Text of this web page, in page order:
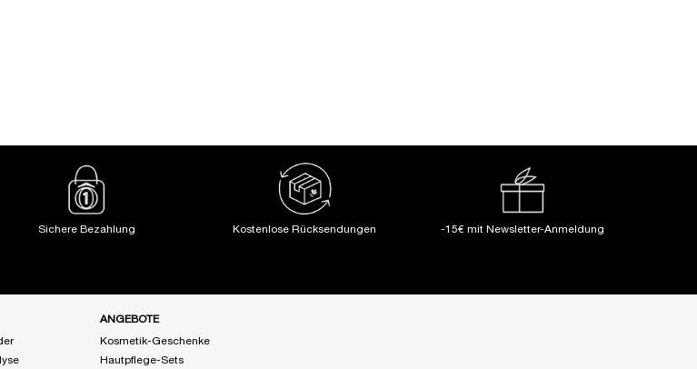
Sichere Bezahlung Kostenlose Rücksendungen -15€ mit Newsletter-Anmeldung
ANGEBOTE
Kosmetik-Geschenke
Hautpflege-Sets